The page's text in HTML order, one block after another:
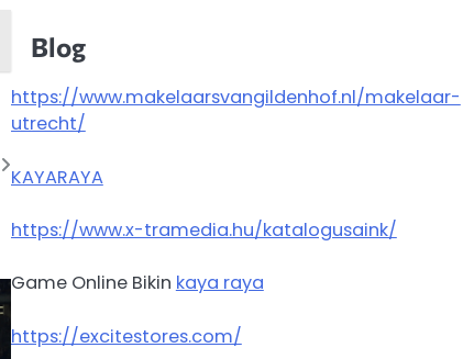
Blog
https://www.makelaarsvangildenhof.nl/makelaar-
utrecht/
KAYARAYA
https://www.x-tramedia.hu/katalogusaink/
Game Online Bikin kaya raya
https://excitestores.com/